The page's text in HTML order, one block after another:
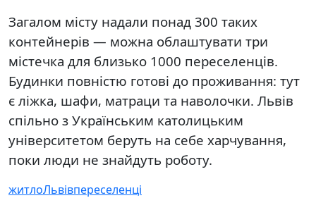
Загалом місту надали понад 300 таких
контейнерів — можна облаштувати три
містечка для близько 1000 переселенців.
Будинки повністю готові до проживання: тут
є ліжка, шафи, матраци та наволочки. Львів
спільно з Українським католицьким
університетом беруть на себе харчування,
поки люди не знайдуть роботу.
житлоЛьвівпереселенці